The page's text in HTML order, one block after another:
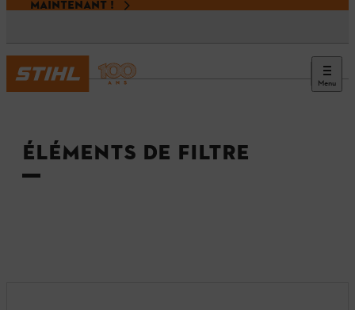
MAINTENANT !
Menu
Accueil
ÉLÉMENTS DE FILTRE